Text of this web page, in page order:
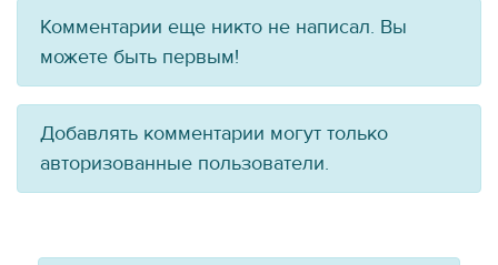
Комментарии еще никто не написал. Вы
можете быть первым!
Добавлять комментарии могут только
авторизованные пользователи.